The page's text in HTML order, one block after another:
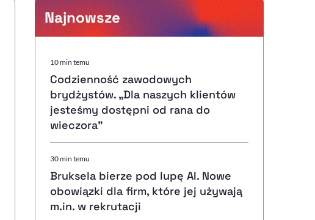
Resetuj opcje
Ułatwienia dostępności wspierają:
Sprawdź, jak i dlaczego zwiększamy dostępność , otwiera się w nowym
Najnowsze
10 min temu
Codzienność zawodowych
brydżystów. „Dla naszych klientów
jesteśmy dostępni od rana do
wieczora”
30 min temu
Bruksela bierze pod lupę AI. Nowe
obowiązki dla firm, które jej używają
m.in. w rekrutacji